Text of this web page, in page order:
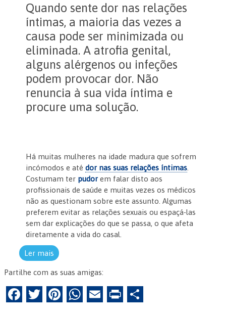
Quando sente dor nas relações
íntimas, a maioria das vezes a
causa pode ser minimizada ou
eliminada. A atrofia genital,
alguns alérgenos ou infeções
podem provocar dor. Não
renuncia à sua vida íntima e
procure uma solução.
Há muitas mulheres na idade madura que sofrem
incómodos e atédor nas suas relações íntimas
Costumam ter pudorem falar disto aos
profissionais de saúde e muitas vezes os médicos
não as questionam sobre este assunto. Algumas
preferem evitar as relações sexuais ou espaçá-las
sem dar explicações do que se passa, o que afeta
diretamente a vida do casal.
Ler mais
Partilhe com as suas amigas:
F
T
Pi
W
E
Pr